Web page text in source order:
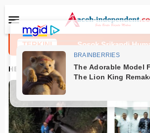
ke
kontenMobile
TERKINI
Polri Sosok Srikandi
HEADLINES